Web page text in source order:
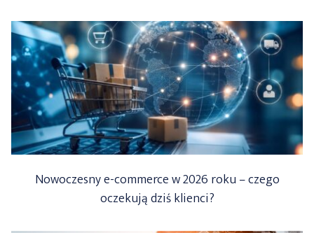
Nowoczesny e-commerce w 2026 roku – czego
oczekują dziś klienci?